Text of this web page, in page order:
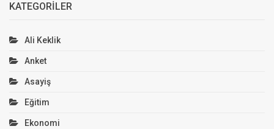
KATEGORILER
Ali Keklik
Anket
Asayiş
Eğitim
Ekonomi